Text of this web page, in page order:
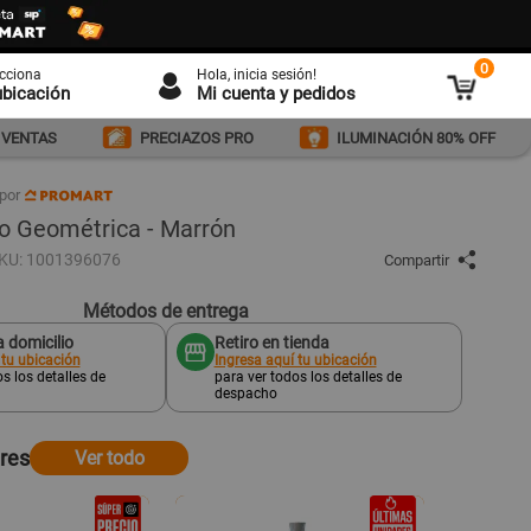
Hola, inicia sesión!
Mi cuenta y pedidos
0
PRECIAZOS PRO ILUMINACIÓN 80% OFF
Geométrica - Marrón
1001396076 Compartir
Métodos de entrega
domicilio
ubicación
los detalles de
Retiro en tienda
Ingresa aquí tu ubicación
para ver todos los detalles de
despacho
Ver todo